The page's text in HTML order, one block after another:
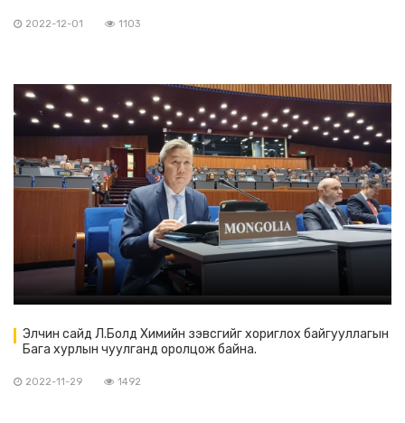
2022-12-01 1103
Элчин сайд Л.Болд Химийн зэвсгийг хориглох байгууллагын
Бага хурлын чуулганд оролцож байна.
2022-11-29 1492